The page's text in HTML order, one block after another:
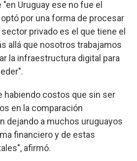
Uruguay ese no fue el
por una forma de procesar
privado es el que tiene el
allá que nosotros trabajamos
la infraestructura digital para
habiendo costos que sin ser
en la comparación
dejando a muchos uruguayos
financiero y de estas
afirmó.